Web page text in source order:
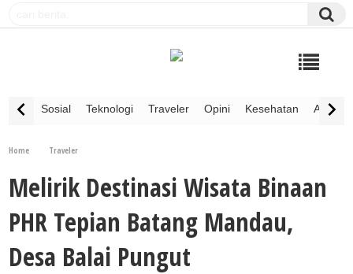
Sosial Teknologi Traveler Opini Kesehatan
Home Traveler
Melirik Destinasi Wisata Binaan
PHR Tepian Batang Mandau,
Desa Balai Pungut